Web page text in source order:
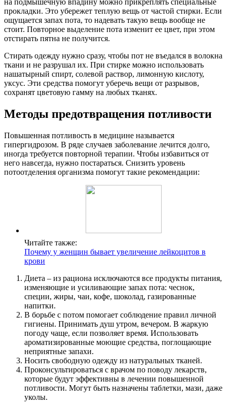
прокладки. Это убережет теплую вещь от частой стирки. Если
ощущается запах пота, то надевать такую вещь вообще не
стоит. Повторное выделение пота изменит ее цвет, при этом
отстирать пятна не получится.
Стирать одежду нужно сразу, чтобы пот не въедался в волокна
ткани и не разрушал их. При стирке можно использовать
нашатырный спирт, солевой раствор, лимонную кислоту,
уксус. Эти средства помогут уберечь вещи от разрывов,
сохранят цветовую гамму на любых тканях.
Методы предотвращения потливости
Повышенная потливость в медицине называется
гипергидрозом. В ряде случаев заболевание лечится долго,
иногда требуется повторной терапии. Чтобы избавиться от
него навсегда, нужно постараться. Снизить уровень
потоотделения организма помогут такие рекомендации:
Читайте также:
Почему у женщин бывает увеличение лейкоцитов в
крови
Диета – из рациона исключаются все продукты питания,
изменяющие и усиливающие запах пота: чеснок,
специи, жиры, чаи, кофе, шоколад, газированные
напитки.
В борьбе с потом помогает соблюдение правил личной
гигиены. Принимать душ утром, вечером. В жаркую
погоду чаще, если позволяет время. Использовать
ароматизированные моющие средства, поглощающие
неприятные запахи.
Носить свободную одежду из натуральных тканей.
Проконсультироваться с врачом по поводу лекарств,
которые будут эффективны в лечении повышенной
потливости. Могут быть назначены таблетки, мази, даже
уколы.